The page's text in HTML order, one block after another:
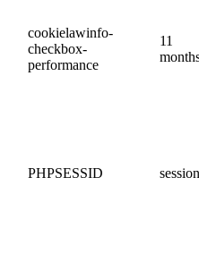
cookielawinfo-
checkbox-
performance
11
PHPSESSID session